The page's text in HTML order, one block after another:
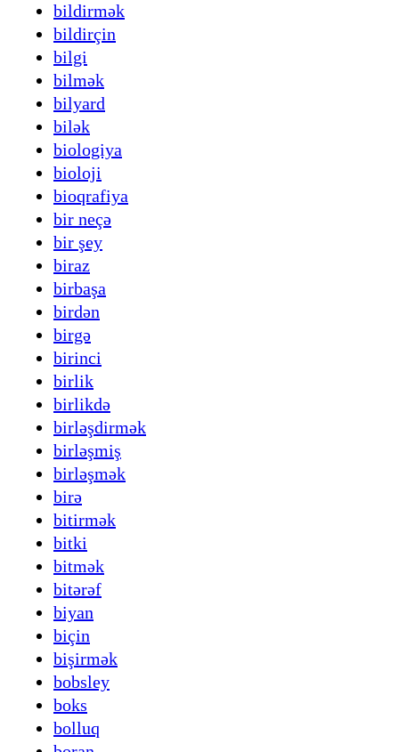
bildirmək
bildirçin
bilgi
bilmək
bilyard
bilək
biologiya
bioloji
bioqrafiya
bir neçə
bir şey
biraz
birbaşa
birdən
birgə
birinci
birlik
birlikdə
birləşdirmək
birləşmiş
birləşmək
birə
bitirmək
bitki
bitmək
bitərəf
biyan
biçin
bişirmək
bobsley
boks
bolluq